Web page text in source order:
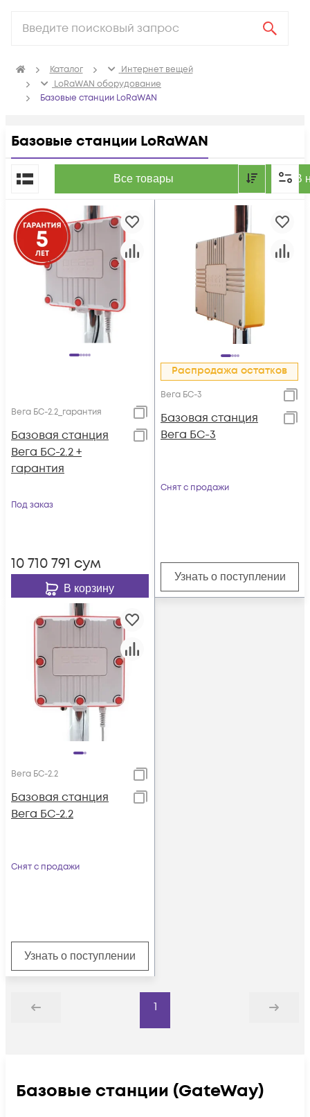
Каталог
Интернет вещей
LoRaWAN оборудование
Базовые станции LoRaWAN
Базовые станции LoRaWAN
Все товары В
По популярности
Вега БС-2.2_гарантия
Базовая станция
Вега БС-2.2 +
гарантия
Под заказ
10 710 791 сум
В корзину
Распродажа остатков
Вега БС-3
Базовая станция
Вега БС-3
Снят с продажи
Узнать о поступлении
Вега БС-2.2
Базовая станция
Вега БС-2.2
Снят с продажи
Узнать о поступлении
Назад
1
Дальше
Базовые станции (GateWay)